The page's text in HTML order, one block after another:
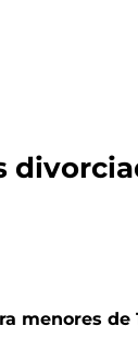
menores de